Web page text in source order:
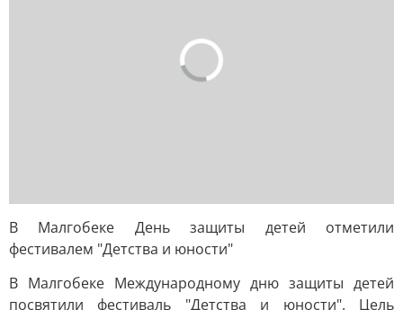
В Малгобеке День защиты детей отметили
фестивалем "Детства и юности"
В Малгобеке Международному дню защиты детей
посвятили фестиваль "Детства и юности". Цель